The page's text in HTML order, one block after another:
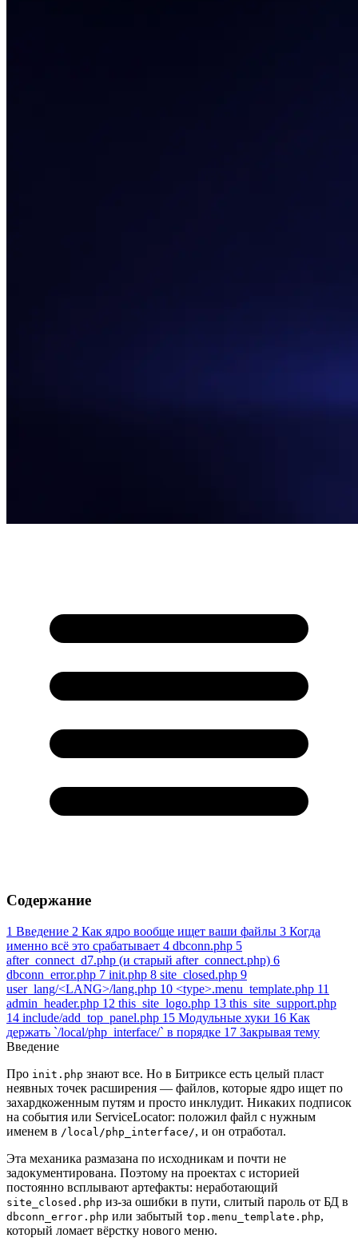
Содержание
1 Введение 2 Как ядро вообще ищет ваши файлы 3 Когда
именно всё это срабатывает 4 dbconn.php 5
after_connect_d7.php (и старый after_connect.php) 6
dbconn_error.php 7 init.php 8 site_closed.php 9
user_lang/<LANG>/lang.php 10 <type>.menu_template.php 11
admin_header.php 12 this_site_logo.php 13 this_site_support.php
14 include/add_top_panel.php 15 Модульные хуки 16 Как
держать `/local/php_interface/` в порядке 17 Закрывая тему
Введение
Про init.php знают все. Но в Битриксе есть целый пласт
неявных точек расширения — файлов, которые ядро ищет по
захардкоженным путям и просто инклудит. Никаких подписок
на события или ServiceLocator: положил файл с нужным
именем в /local/php_interface/, и он отработал.
Эта механика размазана по исходникам и почти не
задокументирована. Поэтому на проектах с историей
постоянно всплывают артефакты: неработающий
site_closed.php из-за ошибки в пути, слитый пароль от БД в
dbconn_error.php или забытый top.menu_template.php,
который ломает вёрстку нового меню.